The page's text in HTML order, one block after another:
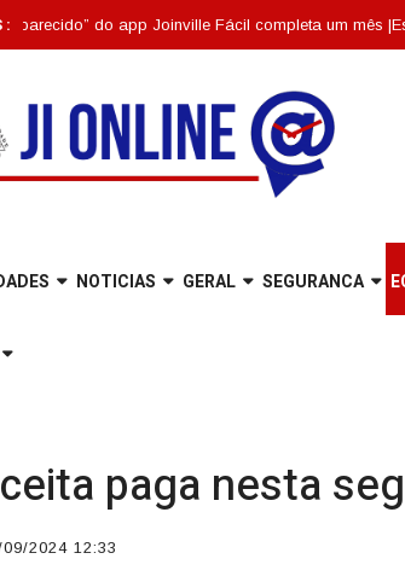
: do app Joinville Fácil completa um mês | Escolas
NOTICIAS GERAL SEGURANCA
paga nesta
2024 12:33